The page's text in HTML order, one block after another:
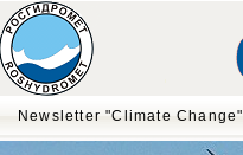
Newsletter "Climate Change"